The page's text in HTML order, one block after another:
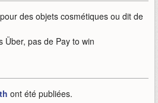
des objets cosmétiques ou dit de
Über, pas de Pay to win
ont été publiées.